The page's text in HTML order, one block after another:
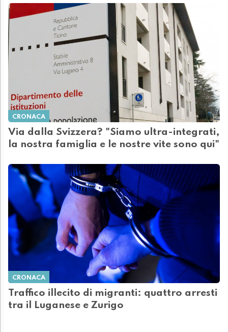
CRONACA
Via dalla Svizzera? "Siamo ultra-integrati,
la nostra famiglia e le nostre vite sono qui"
CRONACA
Traffico illecito di migranti: quattro arresti
tra il Luganese e Zurigo